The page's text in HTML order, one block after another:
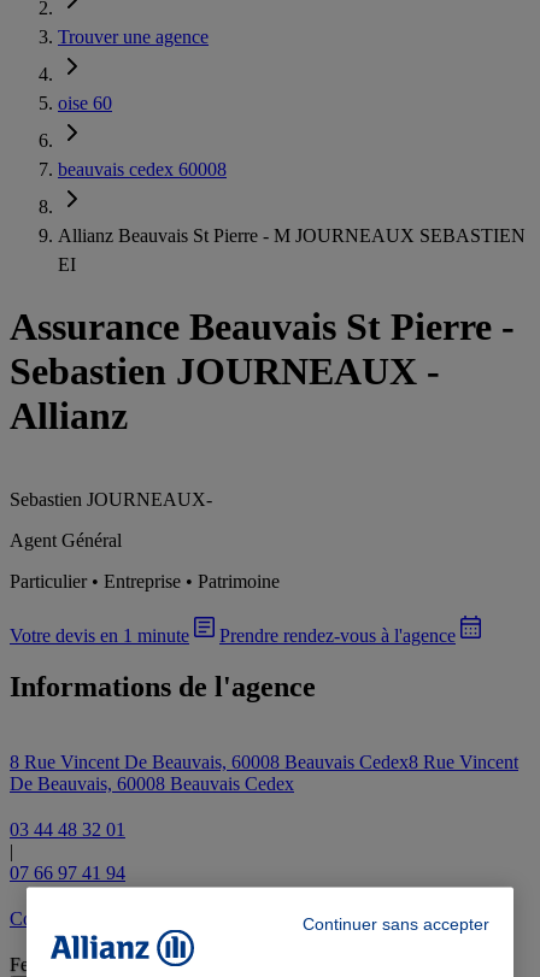
Trouver une agence
oise 60
beauvais cedex 60008
Allianz Beauvais St Pierre - M JOURNEAUX SEBASTIEN
EI
Assurance Beauvais St Pierre -
Sebastien JOURNEAUX -
Allianz
Sebastien JOURNEAUX-
Agent Général
Particulier • Entreprise • Patrimoine
Votre devis en 1 minute Prendre rendez-vous à l'agence
Informations de l'agence
8 Rue Vincent De Beauvais, 60008 Beauvais Cedex8 Rue Vincent
De Beauvais, 60008 Beauvais Cedex
03 44 48 32 01
|
07 66 97 41 94
Contacter l'agence par e-mail
Fermé
Continuer sans accepter